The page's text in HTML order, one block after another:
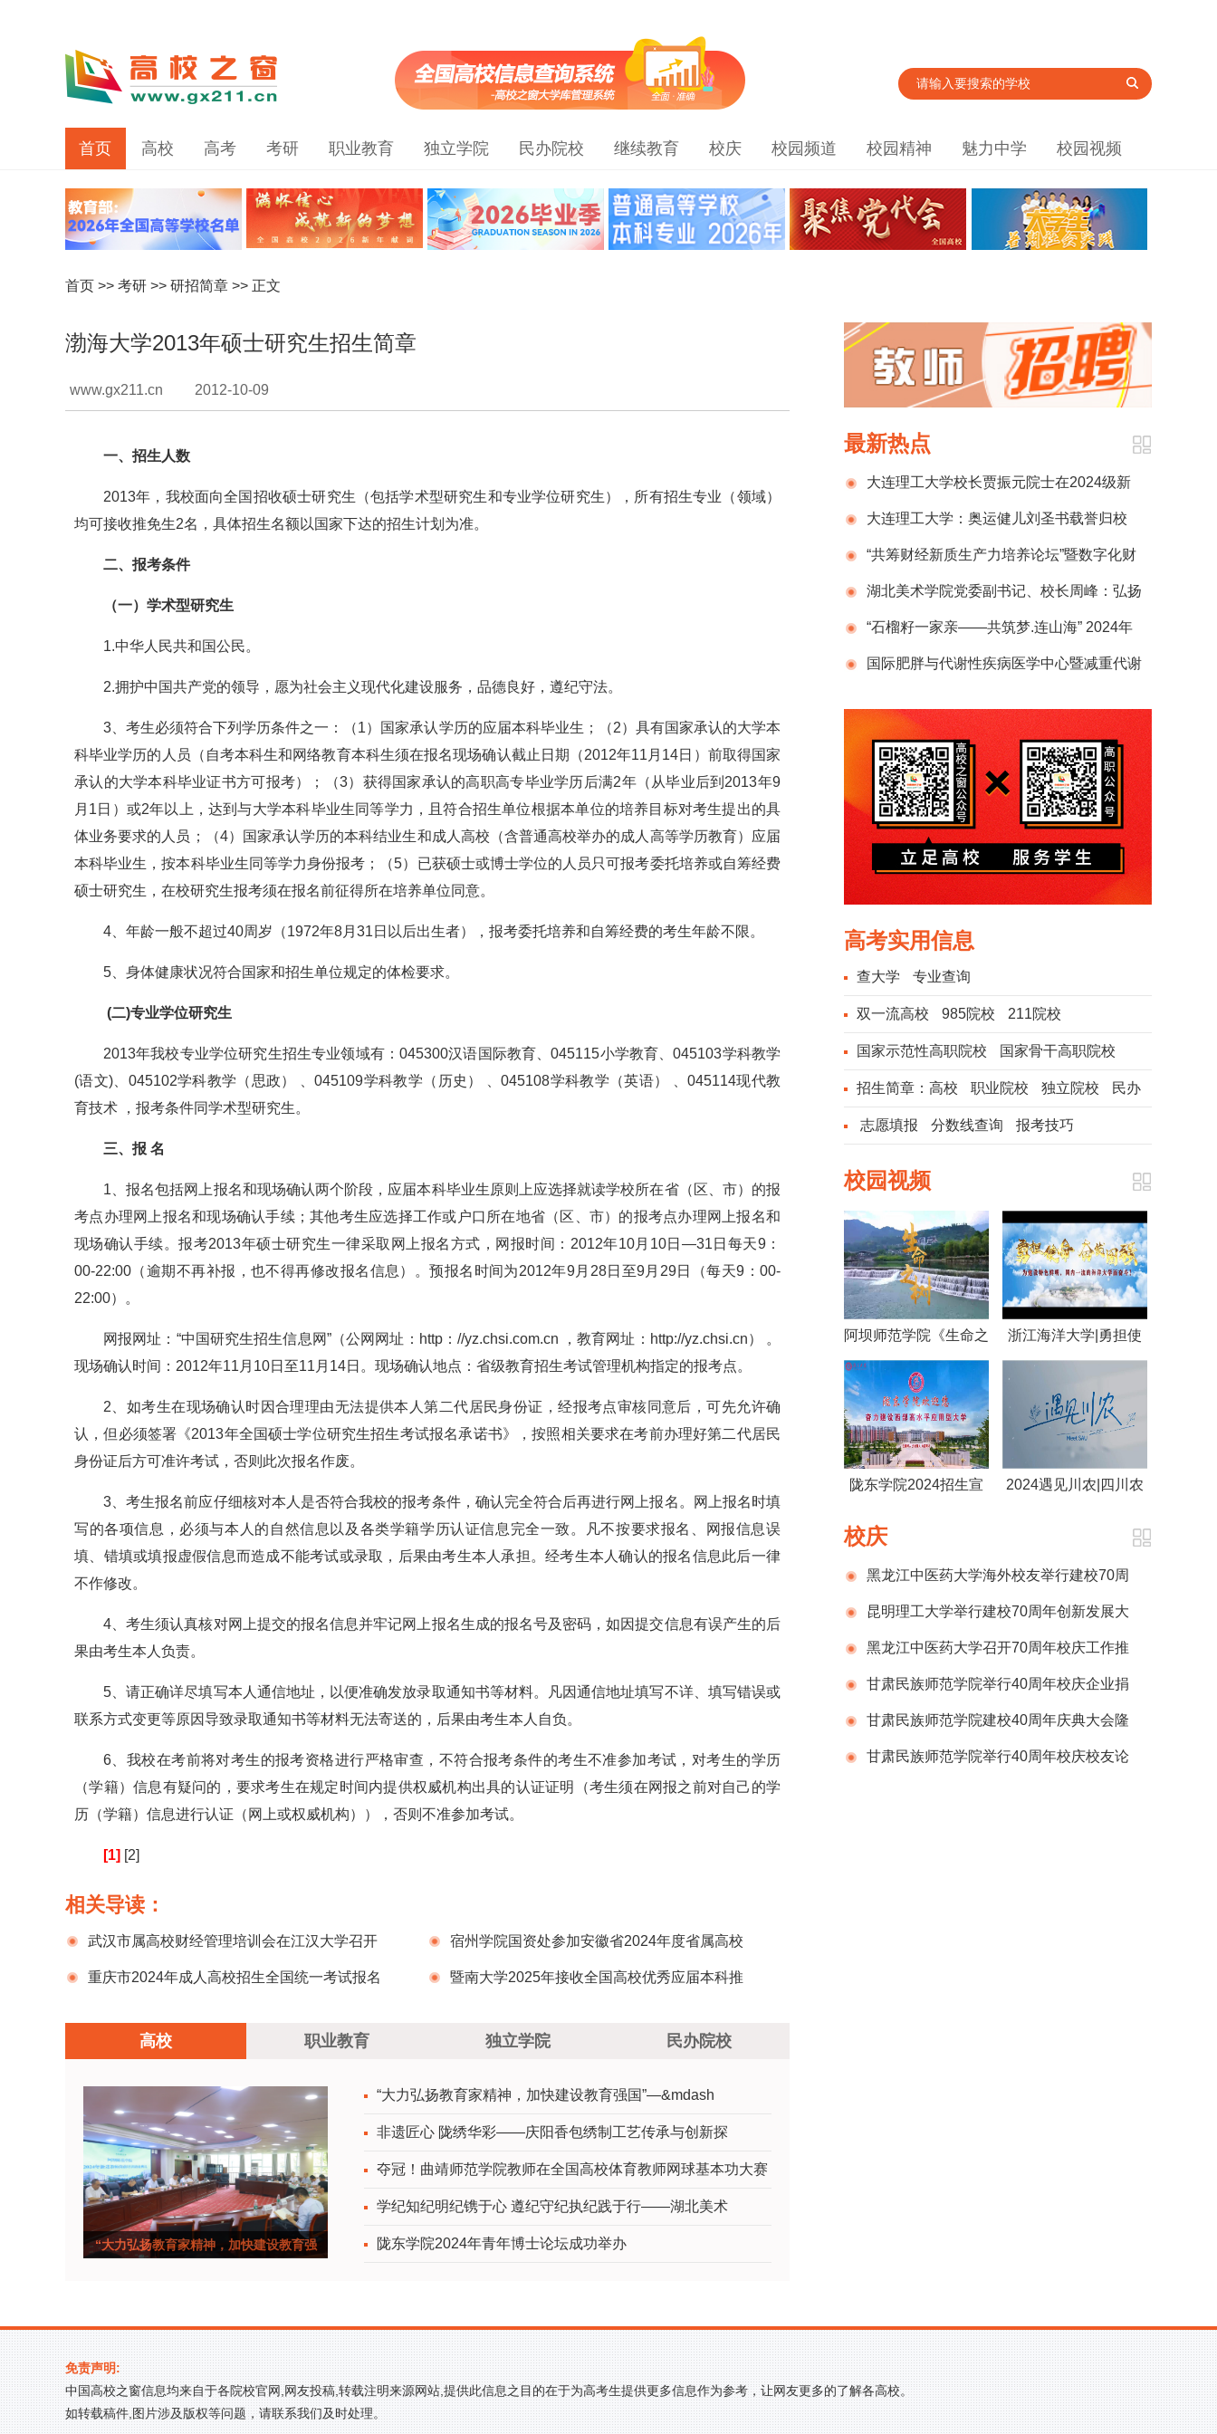
首页 高校 高考 考研 职业教育 独立学院 民办院校 继续教育 校庆 校园频道 校园精神 魅力中学 校园视频
首页 >> 考研 >> 研招简章 >> 正文
渤海大学2013年硕士研究生招生简章
www.gx211.cn 2012-10-09
一、招生人数
2013年，我校面向全国招收硕士研究生（包括学术型研究生和专业学位研究生），所有招生专业（领域）
均可接收推免生2名，具体招生名额以国家下达的招生计划为准。
二、报考条件
（一）学术型研究生
1.中华人民共和国公民。
2.拥护中国共产党的领导，愿为社会主义现代化建设服务，品德良好，遵纪守法。
3、考生必须符合下列学历条件之一：（1）国家承认学历的应届本科毕业生；（2）具有国家承认的大学本
科毕业学历的人员（自考本科生和网络教育本科生须在报名现场确认截止日期（2012年11月14日）前取得国家
承认的大学本科毕业证书方可报考）；（3）获得国家承认的高职高专毕业学历后满2年（从毕业后到2013年9
月1日）或2年以上，达到与大学本科毕业生同等学力，且符合招生单位根据本单位的培养目标对考生提出的具
体业务要求的人员；（4）国家承认学历的本科结业生和成人高校（含普通高校举办的成人高等学历教育）应届
本科毕业生，按本科毕业生同等学力身份报考；（5）已获硕士或博士学位的人员只可报考委托培养或自筹经费
硕士研究生，在校研究生报考须在报名前征得所在培养单位同意。
4、年龄一般不超过40周岁（1972年8月31日以后出生者），报考委托培养和自筹经费的考生年龄不限。
5、身体健康状况符合国家和招生单位规定的体检要求。
(二)专业学位研究生
2013年我校专业学位研究生招生专业领域有：045300汉语国际教育、045115小学教育、045103学科教学
(语文)、045102学科教学（思政） 、045109学科教学（历史） 、045108学科教学（英语） 、045114现代教
育技术 ，报考条件同学术型研究生。
三、报 名
1、报名包括网上报名和现场确认两个阶段，应届本科毕业生原则上应选择就读学校所在省（区、市）的报
考点办理网上报名和现场确认手续；其他考生应选择工作或户口所在地省（区、市）的报考点办理网上报名和
现场确认手续。报考2013年硕士研究生一律采取网上报名方式，网报时间：2012年10月10日—31日每天9：
00-22:00（逾期不再补报，也不得再修改报名信息）。预报名时间为2012年9月28日至9月29日（每天9：00-
22:00）。
网报网址：“中国研究生招生信息网”（公网网址：http：//yz.chsi.com.cn ，教育网址：http://yz.chsi.cn） 。
现场确认时间：2012年11月10日至11月14日。现场确认地点：省级教育招生考试管理机构指定的报考点。
2、如考生在现场确认时因合理理由无法提供本人第二代居民身份证，经报考点审核同意后，可先允许确
认，但必须签署《2013年全国硕士学位研究生招生考试报名承诺书》，按照相关要求在考前办理好第二代居民
身份证后方可准许考试，否则此次报名作废。
3、考生报名前应仔细核对本人是否符合我校的报考条件，确认完全符合后再进行网上报名。网上报名时填
写的各项信息，必须与本人的自然信息以及各类学籍学历认证信息完全一致。凡不按要求报名、网报信息误
填、错填或填报虚假信息而造成不能考试或录取，后果由考生本人承担。经考生本人确认的报名信息此后一律
不作修改。
4、考生须认真核对网上提交的报名信息并牢记网上报名生成的报名号及密码，如因提交信息有误产生的后
果由考生本人负责。
5、请正确详尽填写本人通信地址，以便准确发放录取通知书等材料。凡因通信地址填写不详、填写错误或
联系方式变更等原因导致录取通知书等材料无法寄送的，后果由考生本人自负。
6、我校在考前将对考生的报考资格进行严格审查，不符合报考条件的考生不准参加考试，对考生的学历
（学籍）信息有疑问的，要求考生在规定时间内提供权威机构出具的认证证明（考生须在网报之前对自己的学
历（学籍）信息进行认证（网上或权威机构）），否则不准参加考试。
[1] [2]
相关导读：
武汉市属高校财经管理培训会在江汉大学召开 宿州学院国资处参加安徽省2024年度省属高校
采购业务技能培训会议并作经验交流发言
重庆市2024年成人高校招生全国统一考试报名 暨南大学2025年接收全国高校优秀应届本科推
高校 职业教育 独立学院 民办院校
“大力弘扬教育家精神，加快建设教育强
“大力弘扬教育家精神，加快建设教育强国”—&mdash
非遗匠心 陇绣华彩——庆阳香包绣制工艺传承与创新探
夺冠！曲靖师范学院教师在全国高校体育教师网球基本功大赛
学纪知纪明纪镌于心 遵纪守纪执纪践于行——湖北美术
陇东学院2024年青年博士论坛成功举办
最新热点
大连理工大学校长贾振元院士在2024级新
生开学典礼上的致辞
大连理工大学：奥运健儿刘圣书载誉归校
“共筹财经新质生产力培养论坛”暨数字化财
税行业产教融合共同体2024年半年度总结计划
发布会在京成功举办
湖北美术学院党委副书记、校长周峰：弘扬
新时代教育家精神 锻造新百年湖美良师
“石榴籽一家亲——共筑梦.连山海” 2024年
那曲市小学生赴辽宁社会实践活动圆满结束
国际肥胖与代谢性疾病医学中心暨减重代谢
新征程
高考实用信息
查大学 专业查询
双一流高校 985院校 211院校
国家示范性高职院校 国家骨干高职院校
招生简章： 高校 职业院校 独立院校 民办
院校志愿填报 分数线查询 报考技巧
校园视频
阿坝师范学院《生命之
树》
浙江海洋大学|勇担使
色鲜明，国内一流的海
洋大学而奋斗！
陇东学院2024招生宣 2024遇见川农|四川农
校庆
黑龙江中医药大学海外校友举行建校70周
年庆祝活动
昆明理工大学举行建校70周年创新发展大
会 黑龙江中医药大学召开70周年校庆工作推
进会议甘肃民族师范学院举行40周年校庆企业捐
赠仪式甘肃民族师范学院建校40周年庆典大会隆
重举行甘肃民族师范学院举行40周年校庆校友论
免责声明:
中国高校之窗信息均来自于各院校官网,网友投稿,转载注明来源网站,提供此信息之目的在于为高考生提供更多信息作为参考，让网友更多的了解各高校。
如转载稿件,图片涉及版权等问题，请联系我们及时处理。